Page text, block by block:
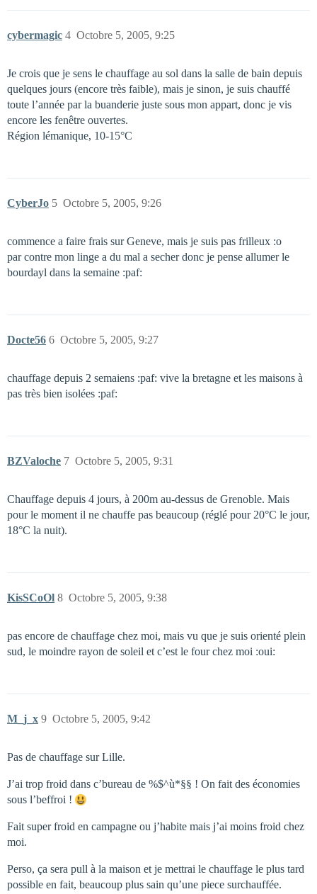
cybermagic Octobre 5, 2005, 9:25
4
Je crois que je sens le chauffage au sol dans la salle de bain depuis
quelques jours (encore très faible), mais je sinon, je suis chauffé
toute l’année par la buanderie juste sous mon appart, donc je vis
encore les fenêtre ouvertes.
Région lémanique, 10-15°C
CyberJo Octobre 5, 2005, 9:26
5
commence a faire frais sur Geneve, mais je suis pas frilleux :o
par contre mon linge a du mal a secher donc je pense allumer le
bourdayl dans la semaine :paf:
Docte56 Octobre 5, 2005, 9:27
6
chauffage depuis 2 semaiens :paf: vive la bretagne et les maisons à
pas très bien isolées :paf:
BZValoche Octobre 5, 2005, 9:31
7
Chauffage depuis 4 jours, à 200m au-dessus de Grenoble. Mais
pour le moment il ne chauffe pas beaucoup (réglé pour 20°C le jour,
18°C la nuit).
KisSCoOl Octobre 5, 2005, 9:38
8
pas encore de chauffage chez moi, mais vu que je suis orienté plein
sud, le moindre rayon de soleil et c’est le four chez moi :oui:
M_j_x Octobre 5, 2005, 9:42
9
Pas de chauffage sur Lille.
J’ai trop froid dans c’bureau de %$^ù*§§ ! On fait des économies
sous l’beffroi !
Fait super froid en campagne ou j’habite mais j’ai moins froid chez
moi.
Perso, ça sera pull à la maison et je mettrai le chauffage le plus tard
possible en fait, beaucoup plus sain qu’une piece surchauffée.